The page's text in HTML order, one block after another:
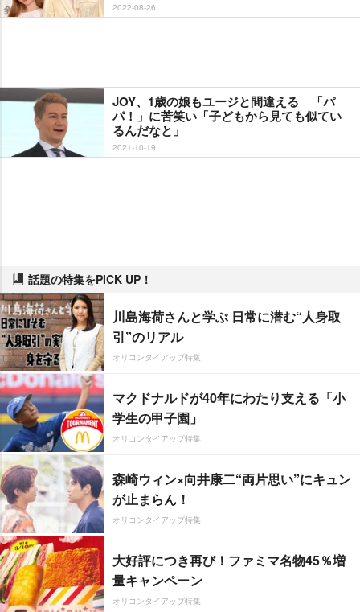
2022-08-26
JOY、1歳の娘もユージと間違える 「パ
パ！」に苦笑い「子どもから見ても似てい
るんだなと」
2021-10-19
話題の特集をPICK UP！
川島海荷さんと学ぶ 日常に潜む“人身取
引”のリアル
オリコンタイアップ特集
マクドナルドが40年にわたり支える「小
学生の甲子園」
オリコンタイアップ特集
森崎ウィン×向井康二“両片思い”にキュン
が止まらん！
オリコンタイアップ特集
大好評につき再び！ファミマ名物45％増
量キャンペーン
オリコンタイアップ特集